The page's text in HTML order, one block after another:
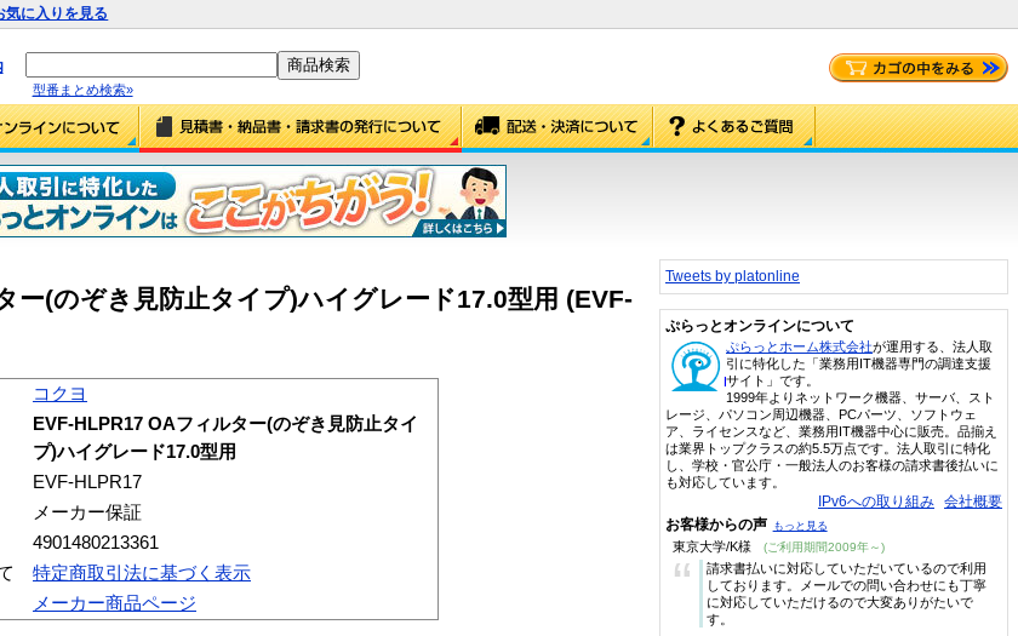
気に入りを見る
型番まとめ検索»
ー(のぞき見防止タイプ)ハイグレード17.0型用 (EVF-
コクヨ
EVF-HLPR17 OAフィルター(のぞき見防止タイ
プ)ハイグレード17.0型用
EVF-HLPR17
メーカー保証
4901480213361
特定商取引法に基づく表示
メーカー商品ページ
Tweets by platonline
ぷらっとオンラインについて
ぷらっとホーム株式会社が運用する、法人取
引に特化した「業務用IT機器専門の調達支援
サイト」です。
1999年よりネットワーク機器、サーバ、スト
レージ、パソコン周辺機器、PCパーツ、ソフトウェ
ア、ライセンスなど、業務用IT機器中心に販売。品揃え
は業界トップクラスの約5.5万点です。法人取引に特化
し、学校・官公庁・一般法人のお客様の請求書後払いに
も対応しています。
IPv6への取り組み 会社概要
お客様からの声 もっと見る
東京大学/K様 (ご利用期間2009年～)
“
請求書払いに対応していただいているので利用
しております。メールでの問い合わせにも丁寧
に対応していただけるので大変ありがたいで
す。